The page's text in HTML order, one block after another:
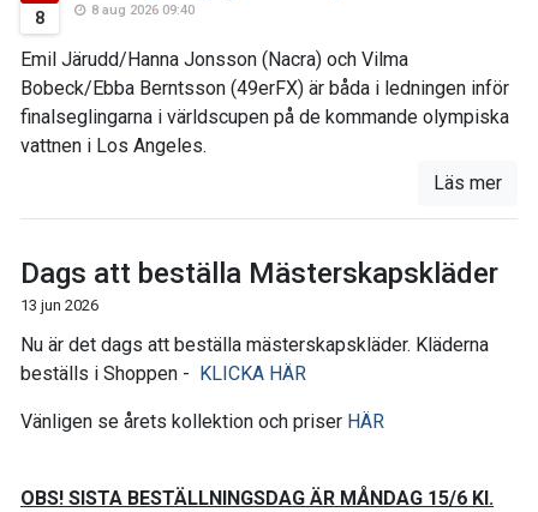
8 8 aug 2026 09:40
Emil Järudd/Hanna Jonsson (Nacra) och Vilma
Bobeck/Ebba Berntsson (49erFX) är båda i ledningen inför
finalseglingarna i världscupen på de kommande olympiska
vattnen i Los Angeles.
Läs mer
Dags att beställa Mästerskapskläder
13 jun 2026
Nu är det dags att beställa mästerskapskläder. Kläderna
beställs i Shoppen - KLICKA HÄR
Vänligen se årets kollektion och priser HÄR
OBS! SISTA BESTÄLLNINGSDAG ÄR MÅNDAG 15/6 Kl.